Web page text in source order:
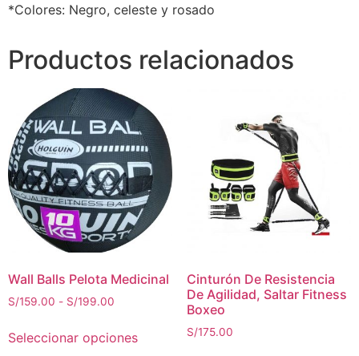
*Colores: Negro, celeste y rosado
Productos relacionados
Wall Balls Pelota Medicinal
S/159.00 - S/199.00
Seleccionar opciones
Cinturón De Resistencia
De Agilidad, Saltar Fitness
Boxeo
S/175.00